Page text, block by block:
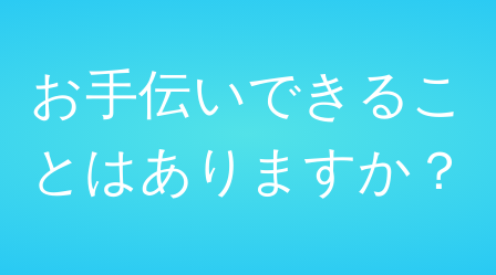
お手伝いできるこ
とはありますか？